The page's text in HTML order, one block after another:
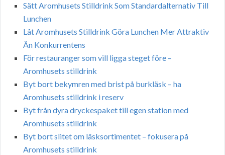
Sätt Aromhusets Stilldrink Som Standardalternativ Till
Lunchen
Låt Aromhusets Stilldrink Göra Lunchen Mer Attraktiv
Än Konkurrentens
För restauranger som vill ligga steget före –
Aromhusets stilldrink
Byt bort bekymren med brist på burkläsk – ha
Aromhusets stilldrink i reserv
Byt från dyra dryckespaket till egen station med
Aromhusets stilldrink
Byt bort slitet om läsksortimentet – fokusera på
Aromhusets stilldrink